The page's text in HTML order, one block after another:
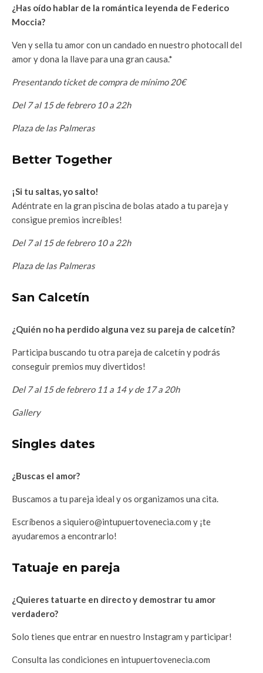
¿Has oído hablar de la romántica leyenda de Federico
Moccia?
Ven y sella tu amor con un candado en nuestro photocall del
amor y dona la llave para una gran causa.*
Presentando ticket de compra de mínimo 20€
Del 7 al 15 de febrero 10 a 22h
Plaza de las Palmeras
Better Together
¡Si tu saltas, yo salto!
Adéntrate en la gran piscina de bolas atado a tu pareja y
consigue premios increíbles!
Del 7 al 15 de febrero 10 a 22h
Plaza de las Palmeras
San Calcetín
¿Quién no ha perdido alguna vez su pareja de calcetín?
Participa buscando tu otra pareja de calcetín y podrás
conseguir premios muy divertidos!
Del 7 al 15 de febrero 11 a 14 y de 17 a 20h
Gallery
Singles dates
¿Buscas el amor?
Buscamos a tu pareja ideal y os organizamos una cita.
Escríbenos a siquiero@intupuertovenecia.com y ¡te
ayudaremos a encontrarlo!
Tatuaje en pareja
¿Quieres tatuarte en directo y demostrar tu amor
verdadero?
Solo tienes que entrar en nuestro Instagram y participar!
Consulta las condiciones en intupuertovenecia.com